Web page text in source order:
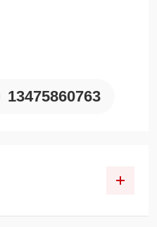
器
13475860763